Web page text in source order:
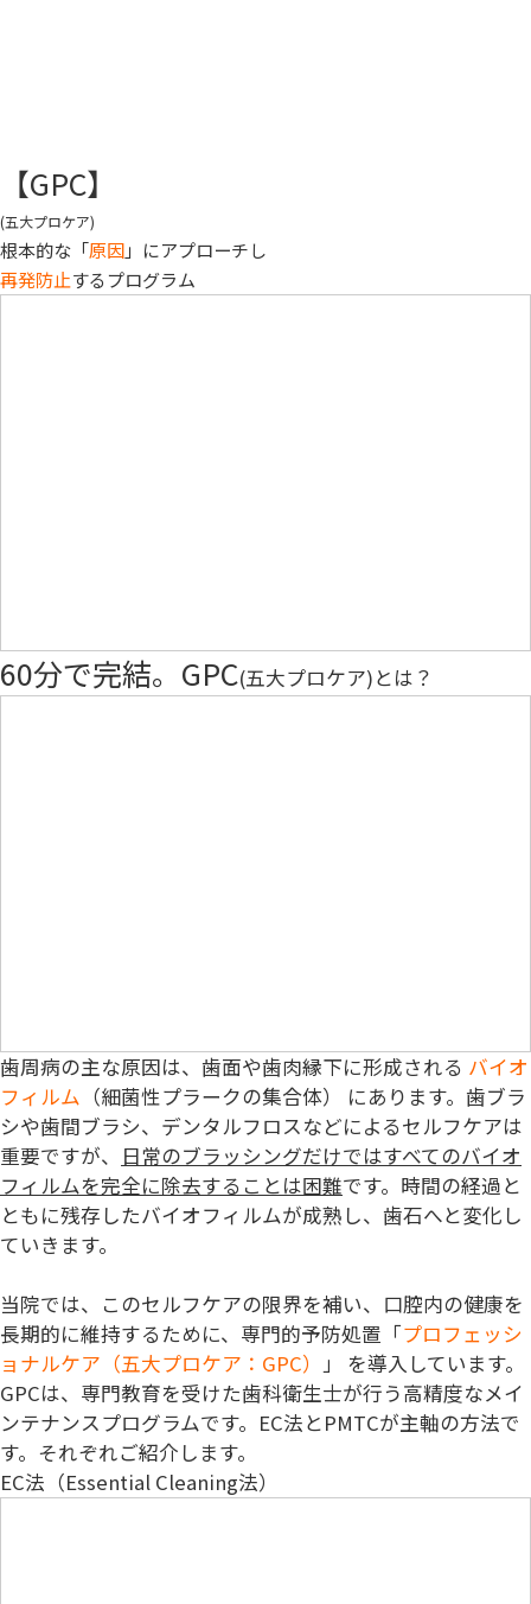
【GPC】
(五大プロケア)
根本的な「原因」にアプローチし
再発防止するプログラム
60分で完結。 GPC(五大プロケア)とは？
歯周病の主な原因は、歯面や歯肉縁下に形成される バイオ
フィルム （細菌性プラークの集合体） にあります。歯ブラ
シや歯間ブラシ、デンタルフロスなどによるセルフケアは
重要ですが、
日常のブラッシングだけではすべてのバイオ
フィルムを完全に除去することは困難です。時間の経過と
ともに残存したバイオフィルムが成熟し、歯石へと変化し
ていきます。
当院では、このセルフケアの限界を補い、口腔内の健康を
長期的に維持するために、専門的予防処置「プロフェッシ
ョナルケア（五大プロケア：GPC）
」 を導入しています。
GPCは、専門教育を受けた歯科衛生士が行う高精度なメイ
ンテナンスプログラムです。EC法とPMTCが主軸の方法で
す。それぞれご紹介します。
EC法（Essential Cleaning法）